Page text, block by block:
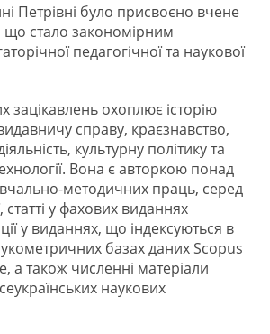
Петрівні було присвоєно вчене
що стало закономірним
педагогічної та наукової
зацікавлень охоплює історію
справу, краєзнавство,
культурну політику та
Вона є авторкою понад
методичних праць, серед
статті у фахових виданнях
у виданнях, що індексуються в
базах даних Scopus
а також численні матеріали
наукових